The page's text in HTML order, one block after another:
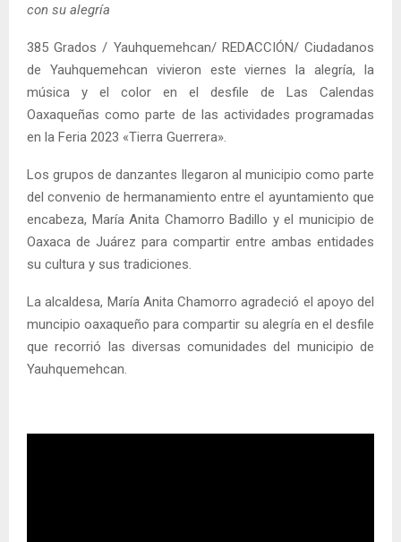
con su alegría
385 Grados / Yauhquemehcan/ REDACCIÓN/ Ciudadanos
de Yauhquemehcan vivieron este viernes la alegría, la
música y el color en el desfile de Las Calendas
Oaxaqueñas como parte de las actividades programadas
en la Feria 2023 «Tierra Guerrera».
Los grupos de danzantes llegaron al municipio como parte
del convenio de hermanamiento entre el ayuntamiento que
encabeza, María Anita Chamorro Badillo y el municipio de
Oaxaca de Juárez para compartir entre ambas entidades
su cultura y sus tradiciones.
La alcaldesa, María Anita Chamorro agradeció el apoyo del
muncipio oaxaqueño para compartir su alegría en el desfile
que recorrió las diversas comunidades del municipio de
Yauhquemehcan.